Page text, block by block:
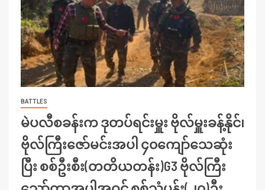
BATTLES
မဲပလီစခန်းက ဒုတပ်ရင်းမှူး ဗိုလ်မှူးခန့်နိုင်၊
ဗိုလ်ကြီးဇော်မင်းအပါ ၄၀ကျော်သေဆုံး
ပြီး စစ်ဦးစီး(တတိယတန်း)G3 ဗိုလ်ကြီး